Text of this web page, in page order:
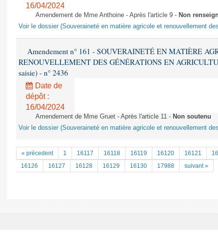
16/04/2024
Amendement de Mme Anthoine - Après l'article 9 - Non
Voir le dossier (Souveraineté en matière agricole et renouvellement
Amendement n° 161 - SOUVERAINETÉ EN MATIÈRE
RENOUVELLEMENT DES GÉNÉRATIONS EN
saisie) - n° 2436
Date de
dépôt :
16/04/2024
Amendement de Mme Gruet - Après l'article 11 - Non soutenu
Voir le dossier (Souveraineté en matière agricole et renouvellement
« précedent 1 16117 16118 16119 16120 16121
16126
16127 16128 16129 16130 17988 suivant »